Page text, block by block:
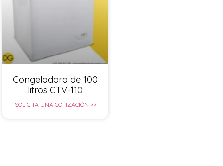
Congeladora de 100
litros CTV-110
SOLICITA UNA COTIZACIÓN >>